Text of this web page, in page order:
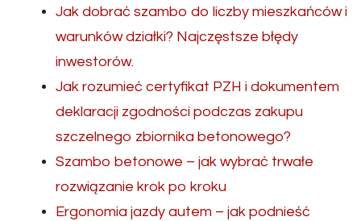
Jak dobrać szambo do liczby mieszkańców i
warunków działki? Najczęstsze błędy
inwestorów.
Jak rozumieć certyfikat PZH i dokumentem
deklaracji zgodności podczas zakupu
szczelnego zbiornika betonowego?
Szambo betonowe – jak wybrać trwałe
rozwiązanie krok po kroku
Ergonomia jazdy autem – jak podnieść